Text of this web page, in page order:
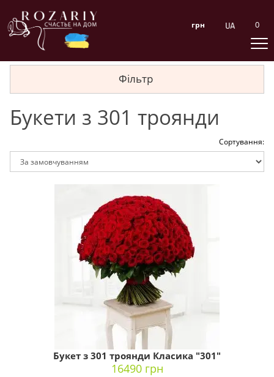
грн 0
Фільтр
Букети з 301 троянди
Сортування:
Букет з 301 троянди Класика "301"
16490 грн